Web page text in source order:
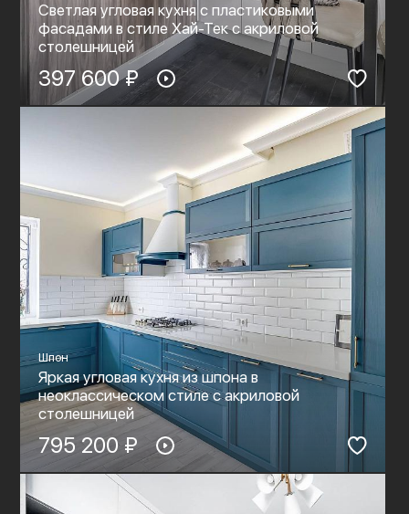
Светлая угловая кухня с пластиковыми
фасадами в стиле Хай-Тек c акриловой
столешницей
397 600 ₽
Шпон
Яркая угловая кухня из шпона в
неоклассическом стиле c акриловой
столешницей
795 200 ₽